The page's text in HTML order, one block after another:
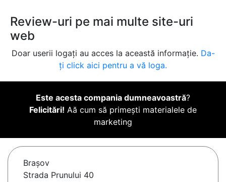
Review-uri pe mai multe site-uri
web
Doar userii logați au acces la această informație. Da-
ți click aici pentru a vă loga.
Este acesta compania dumneavoastră?
Felicitări! Aă cum să primești materialele de
marketing
Braşov
Strada Prunului 40